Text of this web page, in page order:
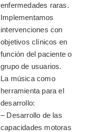
enfermedades raras.
Implementamos
intervenciones con
objetivos clínicos en
función del paciente o
grupo de usuarios.
La música como
herramienta para el
desarrollo:
– Desarrollo de las
capacidades motoras